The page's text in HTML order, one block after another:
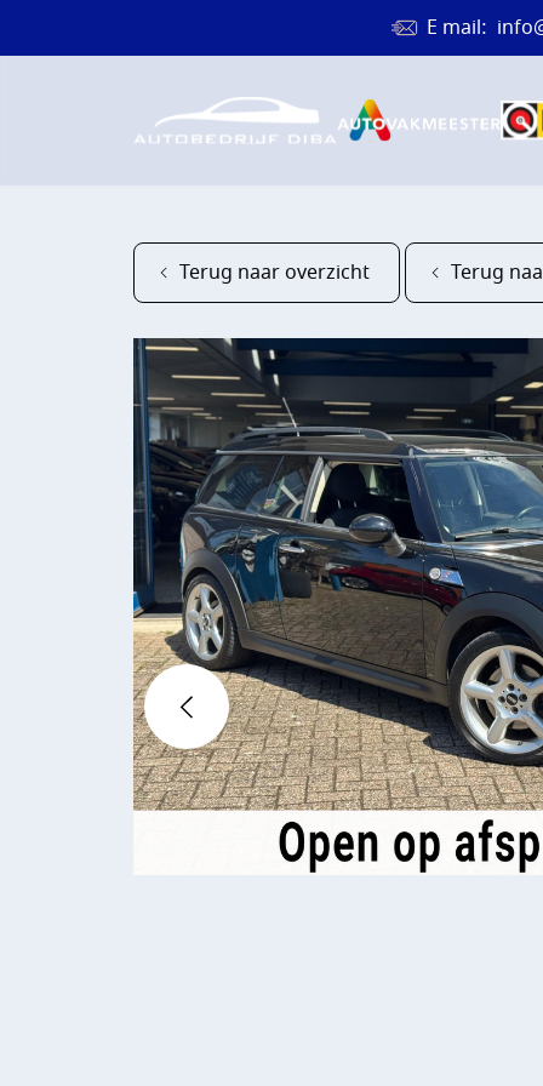
E mail:
HOME
AANBOD
OVER
Terug naar overzicht Terug